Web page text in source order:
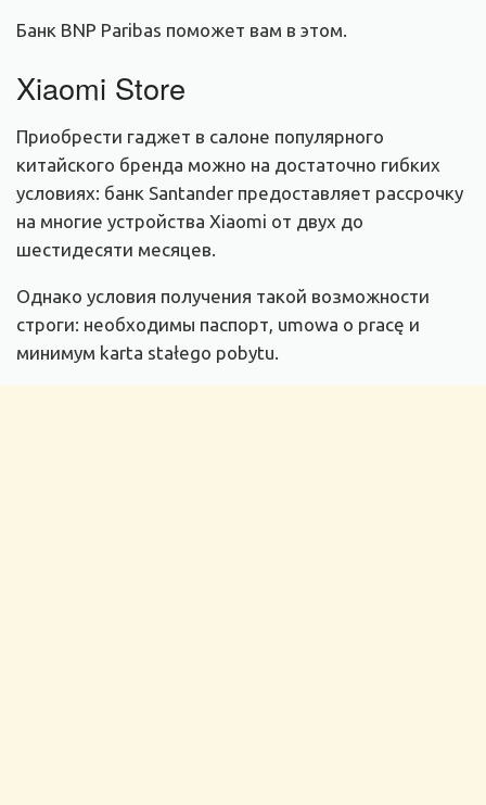
Банк BNP Paribas поможет вам в этом.
Xiaomi Store
Приобрести гаджет в салоне популярного
китайского бренда можно на достаточно гибких
условиях: банк Santander предоставляет рассрочку
на многие устройства Xiaomi от двух до
шестидесяти месяцев.
Однако условия получения такой возможности
строги: необходимы паспорт, umowa o pracę и
минимум karta stałego pobytu.